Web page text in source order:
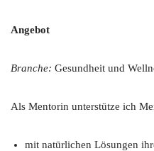
Angebot
Branche: Gesundheit und
Als Mentorin unterstütze ich
mit natürlichen Lösungen